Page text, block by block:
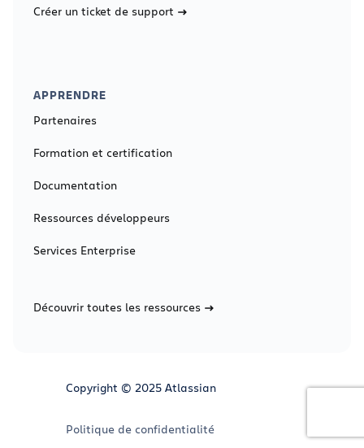
Créer un ticket de support
APPRENDRE
Partenaires
Formation et certification
Documentation
Ressources développeurs
Services Enterprise
Découvrir toutes les ressources
Copyright © 2025 Atlassian
Politique de confidentialité